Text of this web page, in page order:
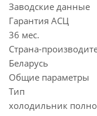
Заводские данные
Гарантия АСЦ
36 мес.
Страна-
Беларусь
Общие параметры
Тип
холодильник